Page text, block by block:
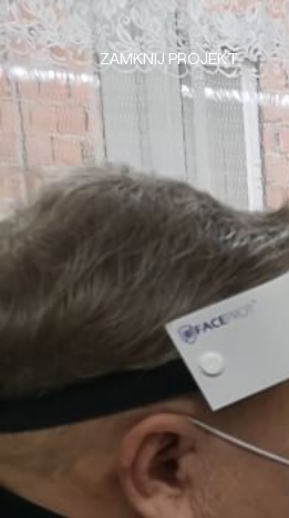
ZAMKNIJ PROJEKT